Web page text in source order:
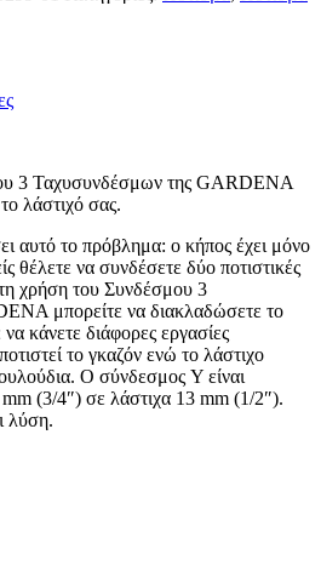
3 Ταχυσυνδέσμων της GARDENA
λάστιχό σας.
αυτό το πρόβλημα: ο κήπος έχει μόνο
θέλετε να συνδέσετε δύο ποτιστικές
χρήση του Συνδέσμου 3
μπορείτε να διακλαδώσετε το
κάνετε διάφορες εργασίες
το γκαζόν ενώ το λάστιχο
Ο σύνδεσμος Y είναι
(3/4″) σε λάστιχα 13 mm (1/2″).
λύση.